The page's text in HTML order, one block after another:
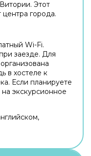
Этот
центра города.
Wi-Fi.
заезде. Для
в хостеле к
Если планируете
экскурсионное